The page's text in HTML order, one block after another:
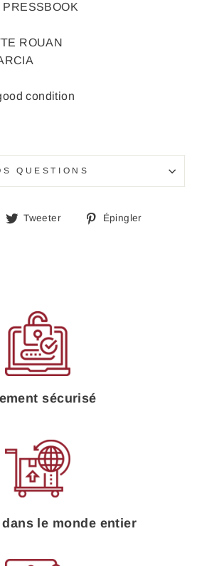
ROUAN
condition
QUESTIONS
Tweeter
TweeterÉpingler
sécurisé
le monde entier